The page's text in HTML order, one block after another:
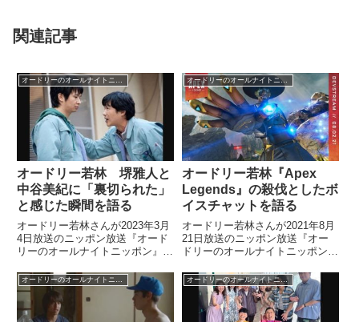
関連記事
オードリー若林 堺雅人と
中谷美紀に「裏切られた」
と感じた瞬間を語る
オードリー若林さんが2023年3月
4日放送のニッポン放送『オード
リーのオールナイトニッポン』の
出演した映画で共演した堺雅人さ
ん、中谷美紀さんに「裏切られ
た」と思った瞬間を話していまし
た。
オードリーのオールナイトニッポン
オードリー若林『Apex
Legends』の殺伐としたボ
イスチャットを語る
オードリー若林さんが2021年8月
21日放送のニッポン放送『オー
ドリーのオールナイトニッポン』
でマッチした仲間のボイスチャッ
トが殺伐としている件について話
していました。
オードリーのオールナイトニッポン